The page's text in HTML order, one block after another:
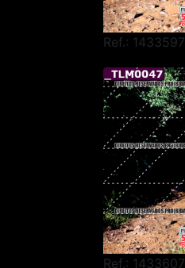
Ref.: 1433597
Ref.: 1433607